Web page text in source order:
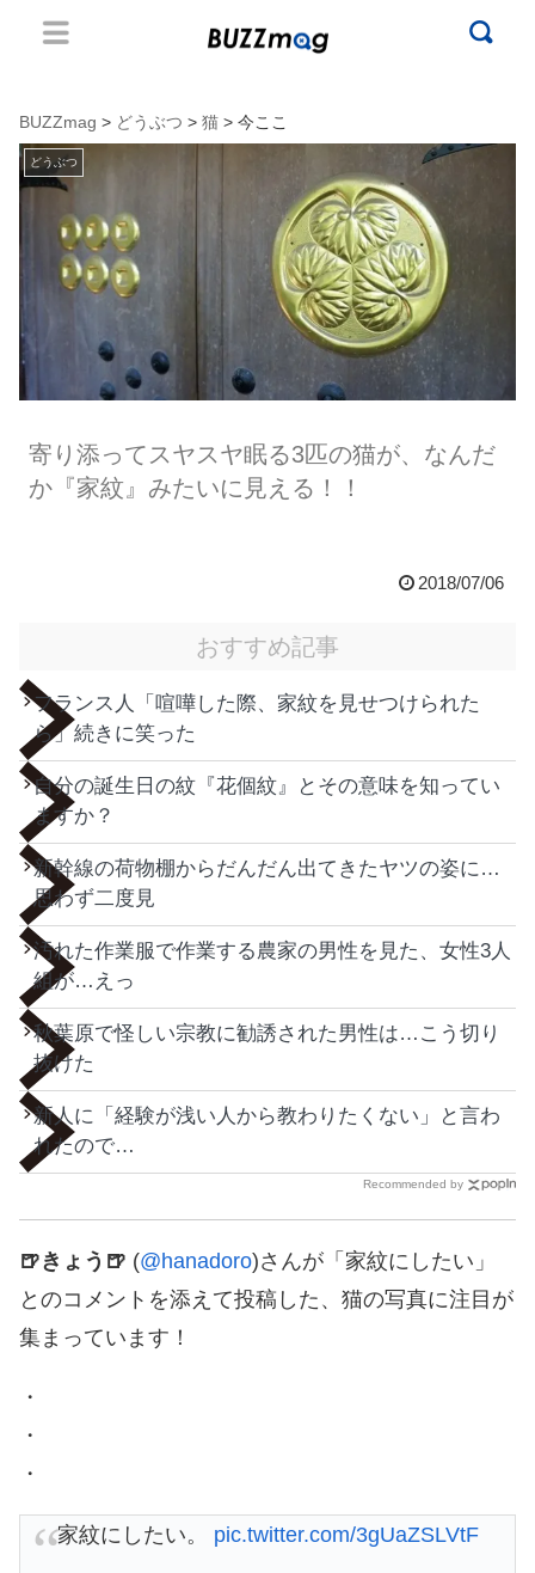
BUZZmag > どうぶつ > 猫 > 今ここ
どうぶつ
寄り添ってスヤスヤ眠る3匹の猫が、なんだ
か『家紋』みたいに見える！！
2018/07/06
おすすめ記事
フランス人「喧嘩した際、家紋を見せつけられた
ら」続きに笑った
自分の誕生日の紋『花個紋』とその意味を知ってい
ますか？
新幹線の荷物棚からだんだん出てきたヤツの姿に…
思わず二度見
汚れた作業服で作業する農家の男性を見た、女性3人
組が…えっ
秋葉原で怪しい宗教に勧誘された男性は…こう切り
抜けた
新人に「経験が浅い人から教わりたくない」と言わ
れたので…
Recommended by
🍺きょう🍺 (@hanadoro)さんが「家紋にしたい」
とのコメントを添えて投稿した、猫の写真に注目が
集まっています！
・
・
・
家紋にしたい。 pic.twitter.com/3gUaZSLVtF